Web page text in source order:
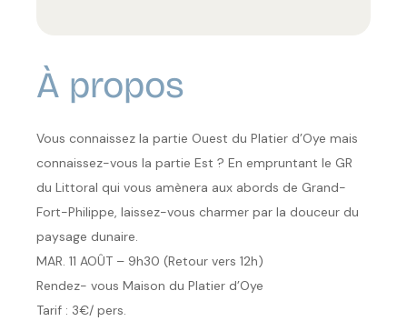
À propos
Vous connaissez la partie Ouest du Platier d’Oye mais
connaissez-vous la partie Est ? En empruntant le GR
du Littoral qui vous amènera aux abords de Grand-
Fort-Philippe, laissez-vous charmer par la douceur du
paysage dunaire.
MAR. 11 AOÛT – 9h30 (Retour vers 12h)
Rendez- vous Maison du Platier d’Oye
Tarif : 3€/ pers.